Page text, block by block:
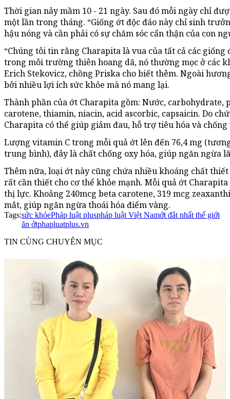
Thời gian nảy mầm 10 - 21 ngày. Sau đó mỗi ngày chỉ
một lần trong tháng. “Giống ớt độc đáo này chỉ sinh
hậu nóng và cần phải có sự chăm sóc cẩn thận của con
“Chúng tôi tin rằng Charapita là vua của tất cả các
trong môi trường thiên hoang dã, nó thường mọc ở các
Erich Stekovicz, chồng Priska cho biết thêm. Ngoài
bởi nhiều lợi ích sức khỏe mà nó mang lại.
Thành phần của ớt Charapita gồm: Nước, carbohydrate,
carotene, thiamin, niacin, acid ascorbic, capsaicin. Do
Charapita có thể giúp giảm đau, hỗ trợ tiêu hóa và
Lượng vitamin C trong mỗi quả ớt lên đến 76,4 mg
trung bình), đây là chất chống oxy hóa, giúp ngăn ngừa
Thêm nữa, loại ớt này cũng chứa nhiều khoáng chất
rất cần thiết cho cơ thể khỏe mạnh. Mỗi quả ớt
thị lực. Khoảng 240mcg beta carotene, 319 mcg
mắt, giúp ngăn ngừa thoái hóa điểm vàng.
Tags:sức khỏePháp luật pluspháp luật Việt Namớt đắt nhất thế giới
ăn ớtphapluatplus.vn
TIN CÙNG CHUYÊN MỤC